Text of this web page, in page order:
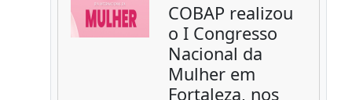
COBAP realizou
o I Congresso
Nacional da
Mulher em
Fortaleza, nos